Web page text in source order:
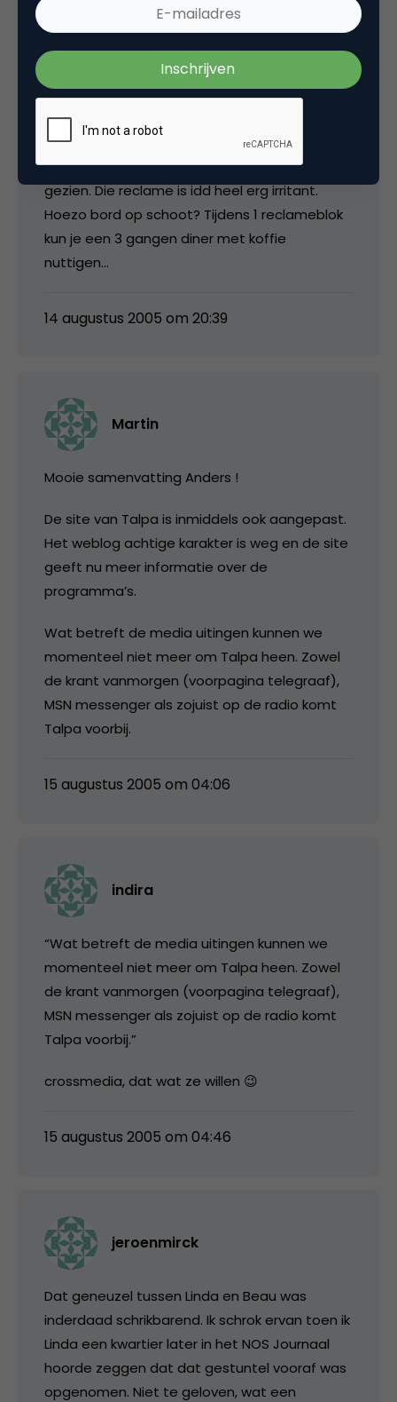
14 augustus 2005 om 17:36
Vanavond ook de voetbalsamenvattingen
gezien. Die reclame is idd heel erg irritant.
Hoezo bord op schoot? Tijdens 1 reclameblok
kun je een 3 gangen diner met koffie
nuttigen…
14 augustus 2005 om 20:39
Martin
Mooie samenvatting Anders !
De site van Talpa is inmiddels ook aangepast.
Het weblog achtige karakter is weg en de site
geeft nu meer informatie over de
programma’s.
Wat betreft de media uitingen kunnen we
momenteel niet meer om Talpa heen. Zowel
de krant vanmorgen (voorpagina telegraaf),
MSN messenger als zojuist op de radio komt
Talpa voorbij.
15 augustus 2005 om 04:06
indira
“Wat betreft de media uitingen kunnen we
momenteel niet meer om Talpa heen. Zowel
de krant vanmorgen (voorpagina telegraaf),
MSN messenger als zojuist op de radio komt
Talpa voorbij.”
crossmedia, dat wat ze willen 😉
15 augustus 2005 om 04:46
jeroenmirck
Dat geneuzel tussen Linda en Beau was
inderdaad schrikbarend. Ik schrok ervan toen ik
Linda een kwartier later in het NOS Journaal
hoorde zeggen dat dat gestuntel vooraf was
opgenomen. Niet te geloven, wat een